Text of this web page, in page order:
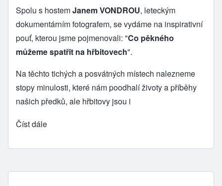
Spolu s hostemJanem VONDROU, leteckým
dokumentárním fotografem, se vydáme na inspirativní
pouť, kterou jsme pojmenovali: "Co pěkného
můžeme spatřit na hřbitovech".
Na těchto tichých a posvátných místech nalezneme
stopy minulosti, které nám poodhalí životy a příběhy
našich předků, ale hřbitovy jsou i
Číst dále